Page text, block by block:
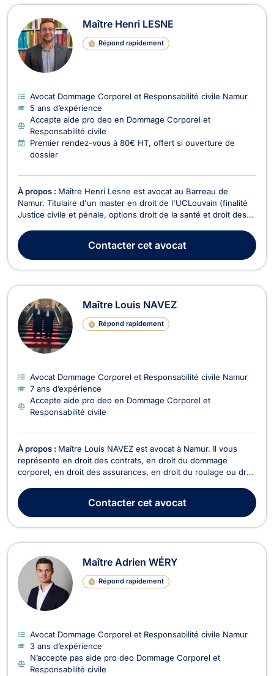
Maître Henri LESNE
Répond rapidement
Avocat Dommage Corporel et Responsabilité civile Namur
5 ans d’expérience
Accepte aide pro deo en Dommage Corporel et
Responsabilité civile
Premier rendez-vous à 80€ HT, offert si ouverture de
dossier
À propos : Maître Henri Lesne est avocat au Barreau de
Namur. Titulaire d'un master en droit de l'UCLouvain (finalité
Justice civile et pénale, options droit de la santé et droit des
justiciables devant toutes les juridictions francophones de
Belgique. Vous faites face à un licenc...
Contactercet avocat
Maître Louis NAVEZ
Répond rapidement
Avocat Dommage Corporel et Responsabilité civile Namur
7 ans d’expérience
Accepte aide pro deo en Dommage Corporel et
Responsabilité civile
À propos : Maître Louis NAVEZ est avocat à Namur. Il vous
représente en droit des contrats, en droit du dommage
corporel, en droit des assurances, en droit du roulage ou droit
droit des contrats pour toute problématique lié au droit du bail,
à la rupture abusive des pourpar...
Contactercet avocat
Maître Adrien WÉRY
Répond rapidement
Avocat Dommage Corporel et Responsabilité civile Namur
3 ans d’expérience
N’accepte pas aide pro deo Dommage Corporel et
Responsabilité civile